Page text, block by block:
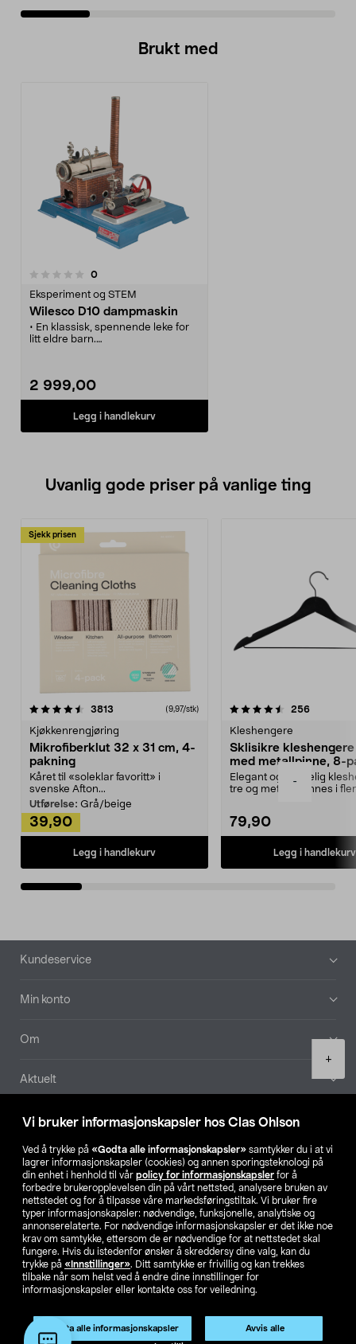
Vi bruker informasjonskapsler hos Clas Ohlson
Ved å trykke på «Godta alle informasjonskapsler» samtykker du i at vi
lagrer informasjonskapsler (cookies) og annen sporingsteknologi på
din enhet i henhold til vår policy for informasjonskapsler for å
forbedre brukeropplevelsen din på vårt nettsted, analysere bruken av
nettstedet og for å tilpasse våre markedsføringstiltak. Vi bruker fire
typer informasjonskapsler: nødvendige, funksjonelle, analytiske og
annonserelaterte. For nødvendige informasjonskapsler er det ikke noe
krav om samtykke, ettersom de er nødvendige for at nettstedet skal
fungere. Hvis du istedenfor ønsker å skreddersy dine valg, kan du
trykke på «Innstillinger». Ditt samtykke er frivillig og kan trekkes
tilbake når som helst ved å endre dine innstillinger for
informasjonskapsler eller kontakte oss for veiledning.
Godta alle informasjonskapsler Avvis alle
-
+
Legg i handlekurv
Brukt med
0anmeldelser
Eksperiment og STEM
Wilesco D10 dampmaskin
• En klassisk, spennende leke for
litt eldre barn.
sentrifugalregulator, dampfløyte
og ekte røyk fra skorsteinen.
2 999,00
Legg i handlekurv
Uvanlig gode priser på vanlige ting
Sjekk prisen
3813 anmeldelser(9,97/stk)
Kjøkkenrengjøring
Mikrofiberklut 32 x 31 cm, 4-
pakning
Kåret til «soleklar favoritt» i
svenske Afton...
Utførelse: Grå/beige
39,90
Legg i handlekurv
4.5av 5 stjerner 256
Kleshengere
Sklisikre
med metallpinne, 8-
Elegant og skikkelig
tre og metall – finnes i
79,90
Legg i handlekurv
4.5av 5 stjerner
Bunntekst
Kundeservice
Min konto
Om
Aktuelt
Våre selskaper
Finn din butikk
SE NO FI
Endre til priser ekskl. moms